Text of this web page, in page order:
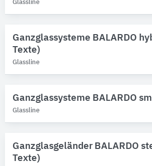
Glassline
Ganzglassysteme BALARDO
Texte)
Glassline
Ganzglassysteme BALARDO
Glassline
Ganzglasgeländer BALARDO
Texte)